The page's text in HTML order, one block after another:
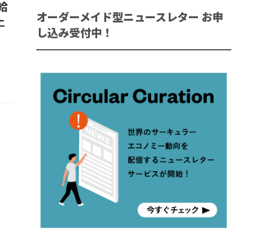
オーダーメイド型ニュースレター お申
し込み受付中！